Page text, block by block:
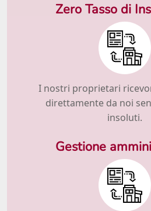
Zero Tasso di
I nostri proprietari
direttamente da noi
insoluti.
Gestione